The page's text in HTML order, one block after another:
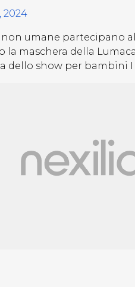
2024
umane partecipano
maschera della
dello show per bambini I